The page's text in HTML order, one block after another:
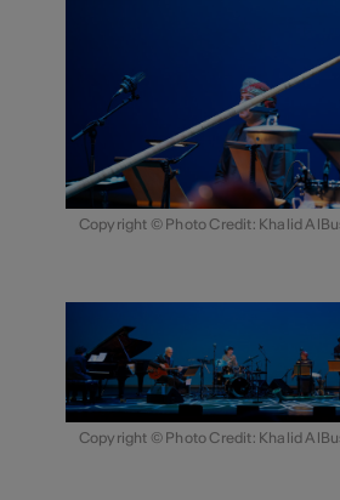
Copyright © Photo Credit: Khalid
Copyright © Photo Credit: Khalid